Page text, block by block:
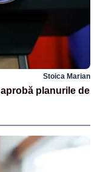
Stoica Marian
planurile de